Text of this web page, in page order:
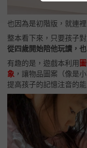
也因為是初階版，就連
整本看下來，只要孩子
從四歲開始陪他玩讀，
有趣的是，遊戲本利用
象 ，讓物品圖案（像是
提高孩子的記憶注音的能